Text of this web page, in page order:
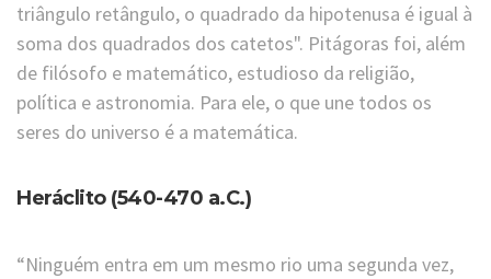
triângulo retângulo, o quadrado da hipotenusa é igual à
soma dos quadrados dos catetos". Pitágoras foi, além
de filósofo e matemático, estudioso da religião,
política e astronomia. Para ele, o que une todos os
seres do universo é a matemática.
Heráclito (540-470 a.C.)
“Ninguém entra em um mesmo rio uma segunda vez,